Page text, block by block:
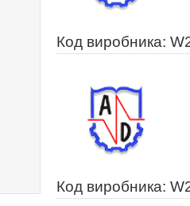
Код виробника:
Код виробника: